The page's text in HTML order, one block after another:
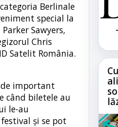
Berlinale
special la
Sawyers,
Chris
Satelit România.
important
când biletele au
le-au
și se pot